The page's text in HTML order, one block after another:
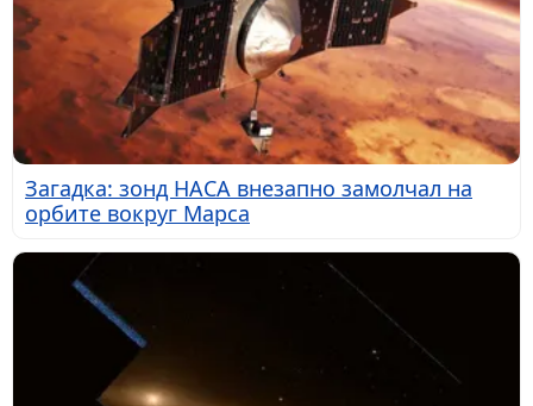
Загадка: зонд НАСА внезапно замолчал на
орбите вокруг Марса